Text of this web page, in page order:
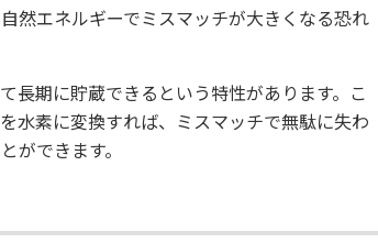
然エネルギーでミスマッチが大きくなる恐れ
長期に貯蔵できるという特性があります。こ
水素に変換すれば、ミスマッチで無駄に失わ
ができます。